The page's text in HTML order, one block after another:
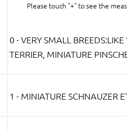
Please touch "+" to see the
0 - VERY SMALL BREEDS:LIKE
TERRIER, MINIATURE
1 - MINIATURE SCHNAUZER